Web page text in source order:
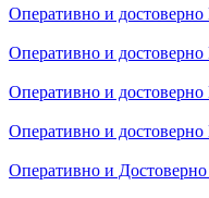
Оперативно и
Оперативно и
Оперативно и
Оперативно и
Оперативно и